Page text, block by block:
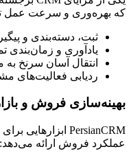
که بهره‌وری و سرعت عمل
ثبت، دسته‌بندی و
یادآوری و
انتقال آسان سرنخ
ردیابی فعالیت‌های
بهینه‌سازی فروش و
PersianCRM ابزارهایی برای مدیریت
عملکرد فروش ارائه می‌دهد: